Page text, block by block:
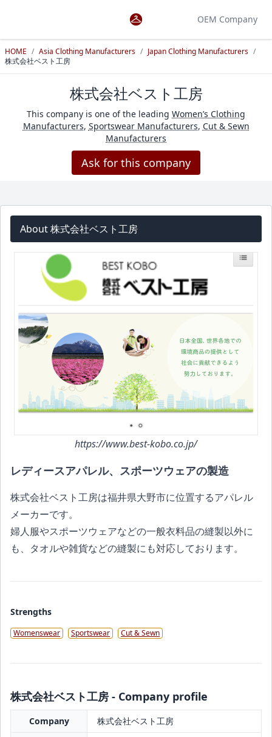
OEM Company
HOME / Asia Clothing Manufacturers / Japan Clothing Manufacturers /
株式会社ベスト工房
株式会社ベスト工房
This company is one of the leading Women’s Clothing
Manufacturers, Sportswear Manufacturers, Cut & Sewn
Manufacturers
Ask for this company
About 株式会社ベスト工房
https://www.best-kobo.co.jp/
レディースアパレル、スポーツウェアの製造
株式会社ベスト工房は福井県大野市に位置するアパレル
メーカーです。
婦人服やスポーツウェアなどの一般衣料品の縫製以外に
も、タオルや雑貨などの縫製にも対応しております。
Strengths
Womenswear Sportswear Cut & Sewn
株式会社ベスト工房 - Company profile
Company
株式会社ベスト工房